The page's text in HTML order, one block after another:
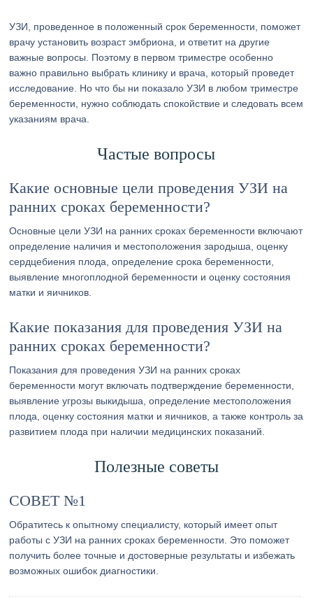
УЗИ, проведенное в положенный срок беременности, поможет
врачу установить возраст эмбриона, и ответит на другие
важные вопросы. Поэтому в первом триместре особенно
важно правильно выбрать клинику и врача, который проведет
исследование. Но что бы ни показало УЗИ в любом триместре
беременности, нужно соблюдать спокойствие и следовать всем
указаниям врача.
Частые вопросы
Какие основные цели проведения УЗИ на
ранних сроках беременности?
Основные цели УЗИ на ранних сроках беременности включают
определение наличия и местоположения зародыша, оценку
сердцебиения плода, определение срока беременности,
выявление многоплодной беременности и оценку состояния
матки и яичников.
Какие показания для проведения УЗИ на
ранних сроках беременности?
Показания для проведения УЗИ на ранних сроках
беременности могут включать подтверждение беременности,
выявление угрозы выкидыша, определение местоположения
плода, оценку состояния матки и яичников, а также контроль за
развитием плода при наличии медицинских показаний.
Полезные советы
СОВЕТ №1
Обратитесь к опытному специалисту, который имеет опыт
работы с УЗИ на ранних сроках беременности. Это поможет
получить более точные и достоверные результаты и избежать
возможных ошибок диагностики.